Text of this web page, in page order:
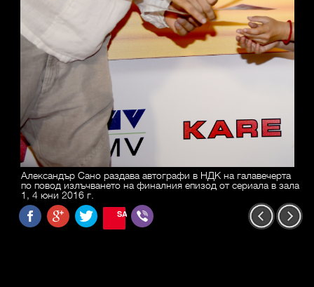
Александър Сано раздава автографи в НДК на галавечерта
по повод излъчването на финалния епизод от сериала в зала
1, 4 юни 2016 г.
SAVE